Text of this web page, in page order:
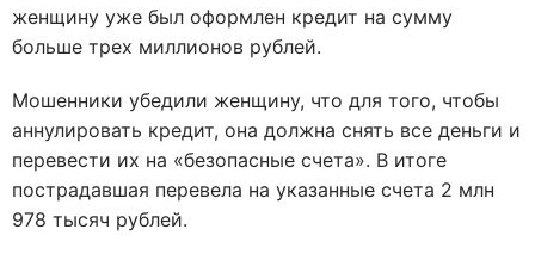
женщину уже был оформлен кредит на сумму
больше трех миллионов рублей.
Мошенники убедили женщину, что для того, чтобы
аннулировать кредит, она должна снять все деньги и
перевести их на «безопасные счета». В итоге
пострадавшая перевела на указанные счета 2 млн
978 тысяч рублей.